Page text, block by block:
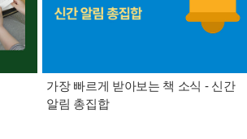
가장 빠르게 받아보는 책 소식 - 신간
알림 총집합